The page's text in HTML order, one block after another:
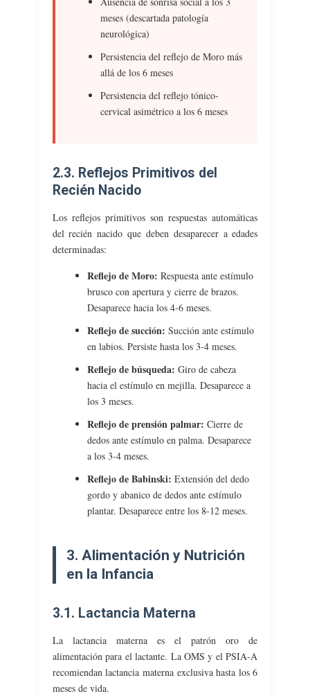
meses (descartada patología
neurológica)
Persistencia del reflejo de Moro más
allá de los 6 meses
Persistencia del reflejo tónico-
cervical asimétrico a los 6 meses
2.3. Reflejos Primitivos del
Recién Nacido
Los reflejos primitivos son respuestas automáticas
del recién nacido que deben desaparecer a edades
determinadas:
Reflejo de Moro: Respuesta ante estímulo
brusco con apertura y cierre de brazos.
Desaparece hacia los 4-6 meses.
Reflejo de succión: Succión ante estímulo
en labios. Persiste hasta los 3-4 meses.
Reflejo de búsqueda: Giro de cabeza
hacia el estímulo en mejilla. Desaparece a
los 3 meses.
Reflejo de prensión palmar: Cierre de
dedos ante estímulo en palma. Desaparece
a los 3-4 meses.
Reflejo de Babinski: Extensión del dedo
gordo y abanico de dedos ante estímulo
plantar. Desaparece entre los 8-12 meses.
3. Alimentación y Nutrición
en la Infancia
3.1. Lactancia Materna
La lactancia materna es el patrón oro de
alimentación para el lactante. La OMS y el PSIA-A
recomiendan lactancia materna exclusiva hasta los 6
meses de vida.